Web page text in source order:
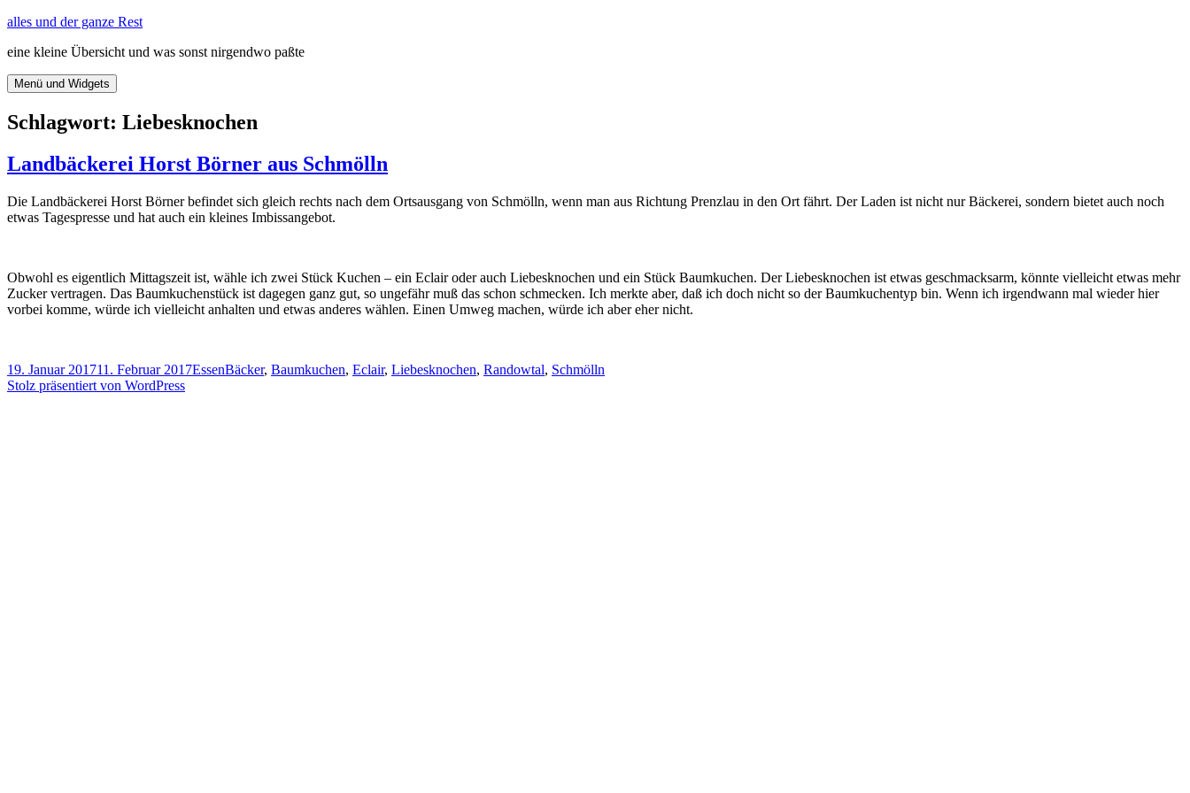
Zum
springen
alles und der ganze Rest
eine kleine Übersicht und was sonst nirgendwo paßte
Menü und Widgets
Schlagwort: Liebesknochen
Landbäckerei Horst Börner aus Schmölln
Die Landbäckerei Horst Börner befindet sich gleich rechts nach dem Ortsausgang von Schmölln, wenn man aus Richtung Prenzlau in den Ort fährt. Der Laden ist nicht nur Bäckerei, sondern bietet auch noch
etwas Tagespresse und hat auch ein kleines Imbissangebot.
Obwohl es eigentlich Mittagszeit ist, wähle ich zwei Stück Kuchen – ein Eclair oder auch Liebesknochen und ein Stück Baumkuchen. Der Liebesknochen ist etwas geschmacksarm, könnte vielleicht etwas mehr
Zucker vertragen. Das Baumkuchenstück ist dagegen ganz gut, so ungefähr muß das schon schmecken. Ich merkte aber, daß ich doch nicht so der Baumkuchentyp bin. Wenn ich irgendwann mal wieder hier
vorbei komme, würde ich vielleicht anhalten und etwas anderes wählen. Einen Umweg machen, würde ich aber eher nicht.
Veröffentlicht
am
19. Januar 201711. Februar 2017Kategorien
EssenSchlagwörter
Bäcker, Baumkuchen, Eclair, Liebesknochen, Randowtal, Schmölln
Stolz präsentiert von WordPress